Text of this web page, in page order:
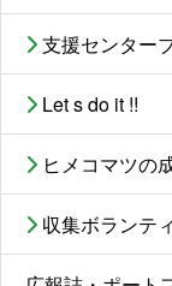
支援センター
Let s do it !!
ヒメコマツの
収集ボランテ